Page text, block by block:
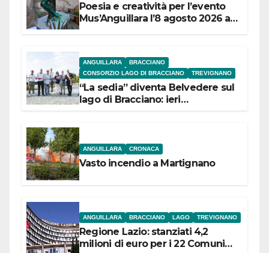
Poesia e creatività per l’evento
Mus’Anguillara l’8 agosto 2026 al
ANGUILLARA
BRACCIANO
CONSORZIO LAGO DI BRACCIANO
TREVIGNANO
“La sedia” diventa Belvedere sul
lago di Bracciano: ieri
ANGUILLARA CRONACA
Vasto incendio a Martignano
ANGUILLARA BRACCIANO LAGO TREVIGNANO
Regione Lazio: stanziati 4,2
milioni di euro per i 22 Comuni